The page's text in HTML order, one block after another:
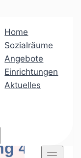
Home
Sozialräume
Angebote
Einrichtungen
Aktuelles
4